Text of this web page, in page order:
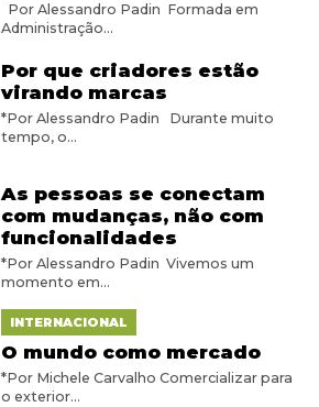
Por Alessandro Padin Formada em
Administração...
Por que criadores estão
virando marcas
*Por Alessandro Padin Durante muito
tempo, o...
As pessoas se conectam
com mudanças, não com
funcionalidades
*Por Alessandro Padin Vivemos um
momento em...
INTERNACIONAL
O mundo como mercado
*Por Michele Carvalho Comercializar para
o exterior...